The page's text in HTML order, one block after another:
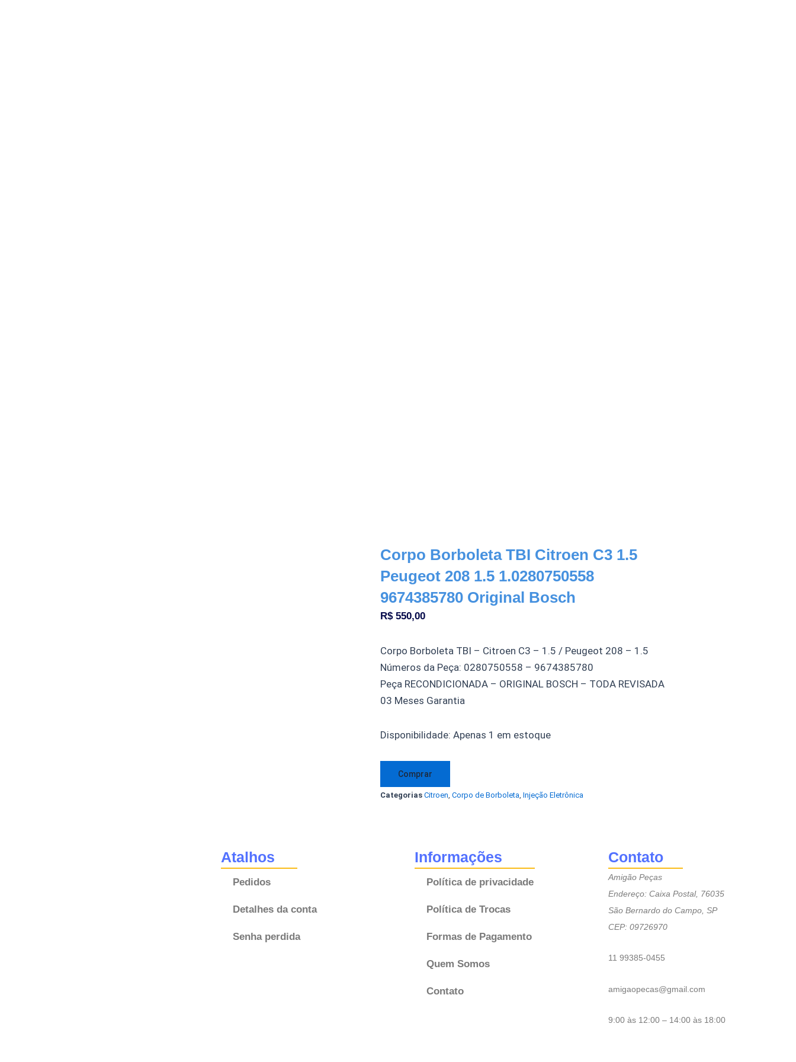
Corpo Borboleta TBI Citroen C3 1.5
Peugeot 208 1.5 1.0280750558
9674385780 Original Bosch
R$550,00
Corpo Borboleta TBI – Citroen C3 – 1.5 / Peugeot 208 – 1.5
Números da Peça: 0280750558 – 9674385780
Peça RECONDICIONADA – ORIGINAL BOSCH – TODA REVISADA
03 Meses Garantia
Disponibilidade: Apenas 1 em estoque
Corpo
C3
1.0280750558
Comprar
Categorias Citroen Corpo de Borboleta Injeção Eletrônica
Atalhos
Pedidos
Detalhes da conta
Senha perdida
Informações
Política de privacidade
Política de Trocas
Formas de Pagamento
Quem Somos
Contato
Contato
Amigão Peças
Endereço: Caixa Postal, 76035
São Bernardo do Campo, SP
CEP: 09726970
11 99385-0455
amigaopecas@gmail.com
9:00 às 12:00 – 14:00 às 18:00